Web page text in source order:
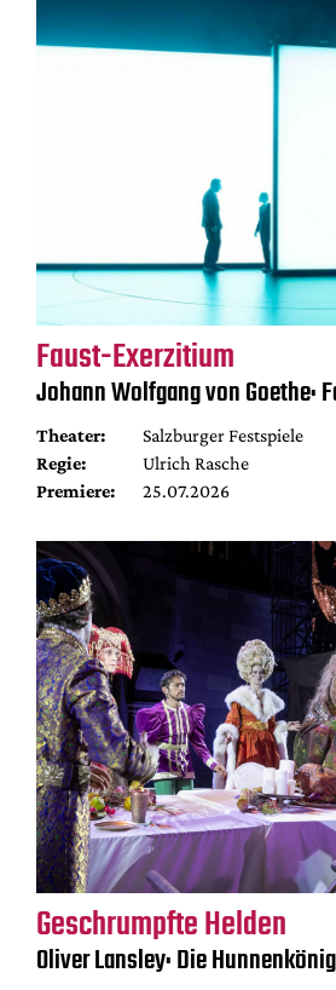
Faust-Exerzitium
Johann Wolfgang von Goethe:
Theater:
Salzburger Festspiele
Regie:
Ulrich Rasche
Premiere:
25.07.2026
Geschrumpfte Helden
Oliver Lansley: Die